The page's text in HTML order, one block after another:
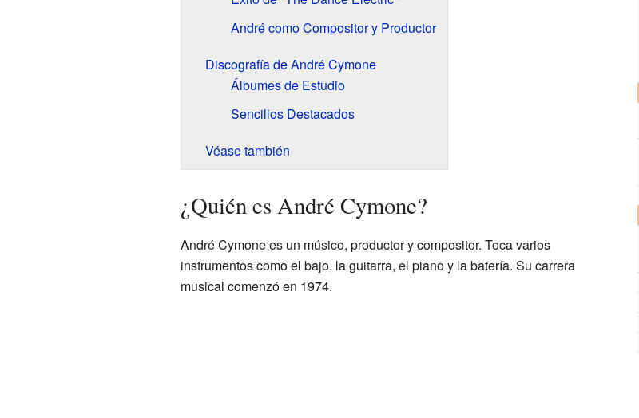
André como Compositor y Productor
Discografía de André Cymone
Álbumes de Estudio
Sencillos Destacados
Véase también
¿Quién es André Cymone?
André Cymone es un músico, productor y compositor. Toca varios
instrumentos como el bajo, la guitarra, el piano y la batería. Su carrera
musical comenzó en 1974.